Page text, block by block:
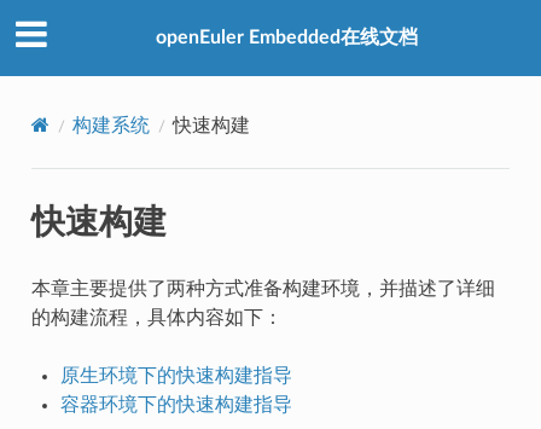
openEuler Embedded在线文档
构建系统 快速构建
快速构建
本章主要提供了两种方式准备构建环境，并描述了详细
的构建流程，具体内容如下：
原生环境下的快速构建指导
容器环境下的快速构建指导